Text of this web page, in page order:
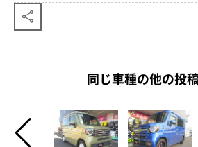
同じ車種の他の投